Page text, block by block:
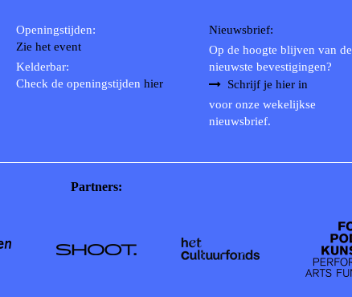
Openingstijden:
Zie het event
Kelderbar:
Check de openingstijden hier
Nieuwsbrief:
Op de hoogte blijven van de
nieuwste bevestigingen?
Schrijf je hier in
voor onze wekelijkse
nieuwsbrief.
Partners: